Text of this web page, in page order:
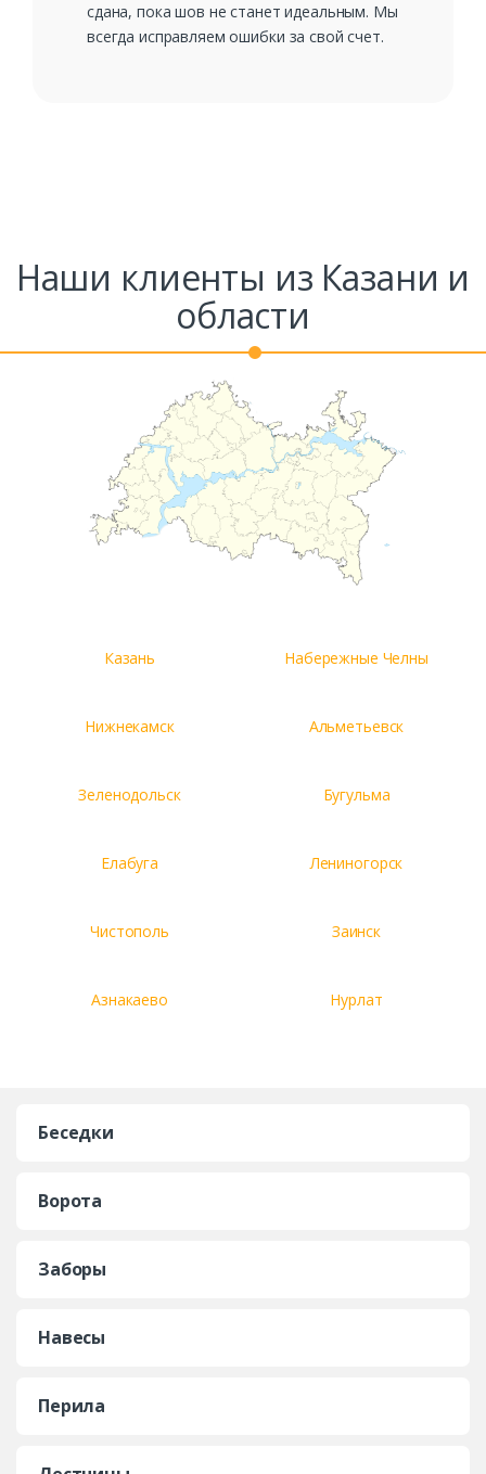
сдана, пока шов не станет идеальным. Мы
всегда исправляем ошибки за свой счет.
Наши клиенты из Казани и
области
Казань Набережные Челны
Нижнекамск Альметьевск
Зеленодольск Бугульма
Елабуга Лениногорск
Чистополь Заинск
Азнакаево Нурлат
Беседки
Ворота
Заборы
Навесы
Перила